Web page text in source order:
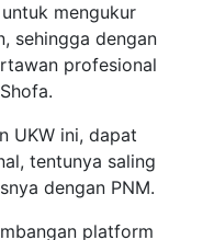
mengukur
sehingga dengan
profesional
UKW ini, dapat
tentunya saling
dengan PNM.
platform